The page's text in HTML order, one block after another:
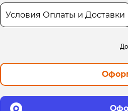
Условия Оплаты и Доставки